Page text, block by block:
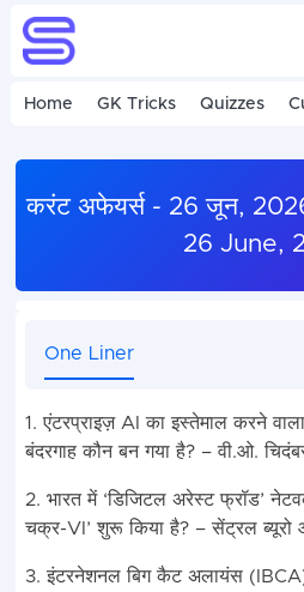
Home GK Tricks Quizzes
करंट अफेयर्स - 26 जून,
26 June,
One Liner
1. एंटरप्राइज़ AI का इस्तेमाल करने
बंदरगाह कौन बन गया है? – वी.ओ.
2. भारत में ‘डिजिटल अरेस्ट फ्रॉड’
चक्र-VI’ शुरू किया है? – सेंट्रल ब्यूरो
3. इंटरनेशनल बिग कैट अलायंस